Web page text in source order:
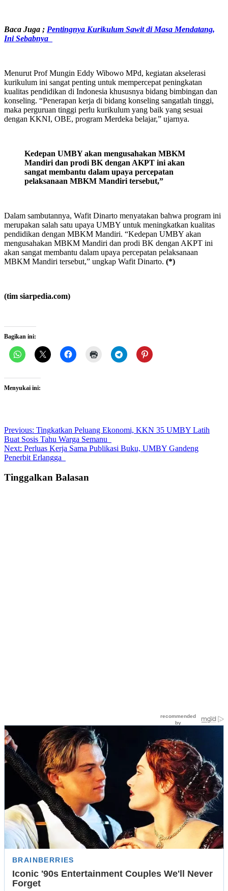
Baca Juga ; Pentingnya Kurikulum Sawit di Masa Mendatang,
Ini Sebabnya
Menurut Prof Mungin Eddy Wibowo MPd, kegiatan akselerasi
kurikulum ini sangat penting untuk mempercepat peningkatan
kualitas pendidikan di Indonesia khususnya bidang bimbingan dan
konseling. “Penerapan kerja di bidang konseling sangatlah tinggi,
maka perguruan tinggi perlu kurikulum yang baik yang sesuai
dengan KKNI, OBE, program Merdeka belajar,” ujarnya.
Kedepan UMBY akan mengusahakan MBKM
Mandiri dan prodi BK dengan AKPT ini akan
sangat membantu dalam upaya percepatan
pelaksanaan MBKM Mandiri tersebut,”
Dalam sambutannya, Wafit Dinarto menyatakan bahwa program ini
merupakan salah satu upaya UMBY untuk meningkatkan kualitas
pendidikan dengan MBKM Mandiri. “Kedepan UMBY akan
mengusahakan MBKM Mandiri dan prodi BK dengan AKPT ini
akan sangat membantu dalam upaya percepatan pelaksanaan
MBKM Mandiri tersebut,” ungkap Wafit Dinarto. (*)
(tim siarpedia.com)
Bagikan ini:
Menyukai ini:
Post
navigation
Previous: Tingkatkan Peluang Ekonomi, KKN 35 UMBY Latih
Buat Sosis Tahu Warga Semanu
Next: Perluas Kerja Sama Publikasi Buku, UMBY Gandeng
Penerbit Erlangga
Tinggalkan Balasan